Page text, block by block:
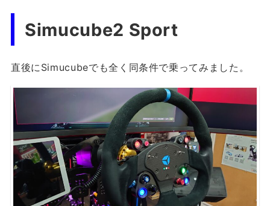
Simucube2 Sport
直後にSimucubeでも全く同条件で乗ってみました。